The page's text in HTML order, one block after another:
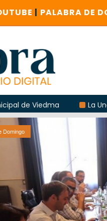
| PALABRA DE
La Unesco pidió
Domingo